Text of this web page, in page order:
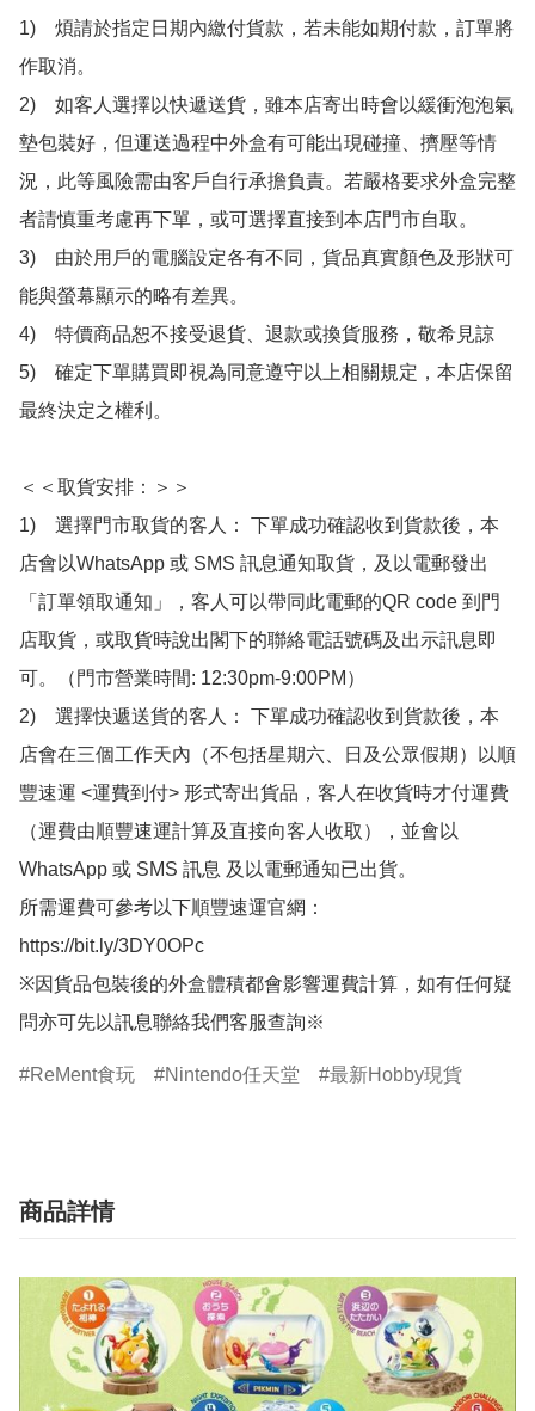
1)　煩請於指定日期內繳付貨款，若未能如期付款，訂單將
作取消。
2)　如客人選擇以快遞送貨，雖本店寄出時會以緩衝泡泡氣
墊包裝好，但運送過程中外盒有可能出現碰撞、擠壓等情
況，此等風險需由客戶自行承擔負責。若嚴格要求外盒完整
者請慎重考慮再下單，或可選擇直接到本店門市自取。
3)　由於用戶的電腦設定各有不同，貨品真實顏色及形狀可
能與螢幕顯示的略有差異。
4)　特價商品恕不接受退貨、退款或換貨服務，敬希見諒
5)　確定下單購買即視為同意遵守以上相關規定，本店保留
最終決定之權利。
＜＜取貨安排：＞＞
1)　選擇門市取貨的客人： 下單成功確認收到貨款後，本
店會以WhatsApp 或 SMS 訊息通知取貨，及以電郵發出
「訂單領取通知」，客人可以帶同此電郵的QR code 到門
店取貨，或取貨時說出閣下的聯絡電話號碼及出示訊息即
可。（門市營業時間: 12:30pm-9:00PM）
2)　選擇快遞送貨的客人： 下單成功確認收到貨款後，本
店會在三個工作天內（不包括星期六、日及公眾假期）以順
豐速運 <運費到付> 形式寄出貨品，客人在收貨時才付運費
（運費由順豐速運計算及直接向客人收取），並會以
WhatsApp 或 SMS 訊息 及以電郵通知已出貨。
所需運費可參考以下順豐速運官網：
https://bit.ly/3DY0OPc
※因貨品包裝後的外盒體積都會影響運費計算，如有任何疑
問亦可先以訊息聯絡我們客服查詢※
ReMent食玩 Nintendo任天堂 最新Hobby現貨
商品詳情